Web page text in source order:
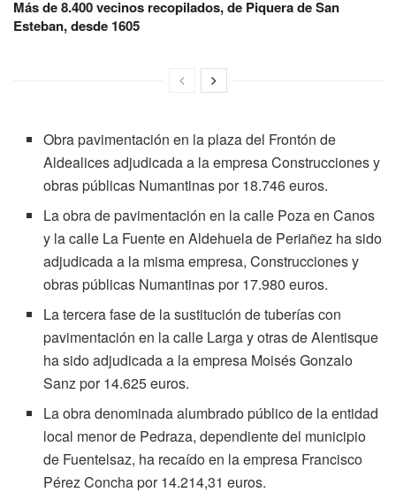
Más de 8.400 vecinos recopilados, de Piquera de San
Esteban, desde 1605
Obra pavimentación en la plaza del Frontón de
Aldealices adjudicada a la empresa Construcciones y
obras públicas Numantinas por 18.746 euros.
La obra de pavimentación en la calle Poza en Canos
y la calle La Fuente en Aldehuela de Periañez ha sido
adjudicada a la misma empresa, Construcciones y
obras públicas Numantinas por 17.980 euros.
La tercera fase de la sustitución de tuberías con
pavimentación en la calle Larga y otras de Alentisque
ha sido adjudicada a la empresa Moisés Gonzalo
Sanz por 14.625 euros.
La obra denominada alumbrado público de la entidad
local menor de Pedraza, dependiente del municipio
de Fuentelsaz, ha recaído en la empresa Francisco
Pérez Concha por 14.214,31 euros.